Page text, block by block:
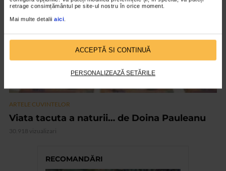
retrage consimțământul pe site-ul nostru în orice moment.
Mai multe detalii aici
ACCEPTĂ SI CONTINUĂ
PERSONALIZEAZĂ SETĂRILE
ARTELE CUVINTELOR
Viata tacuta a naturii… de Doina Pauleanu
30.918 vizualizari
RECOMANDĂRI